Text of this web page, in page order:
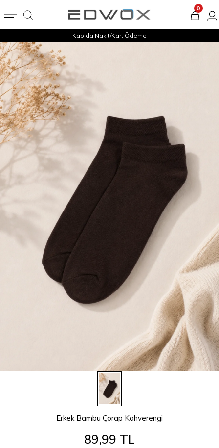
Kapıda Nakit/Kart Ödeme
0
Erkek Bambu Çorap Kahverengi
89,99 TL